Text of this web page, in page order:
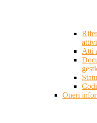
Atti
Oneri